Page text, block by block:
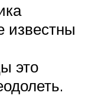
известны
это